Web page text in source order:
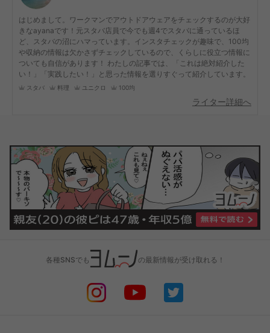
はじめまして。ワークマンでアウトドアウェアをチェックするのが大好
きなayanaです！元スタバ店員で今でも週4でスタバに通っているほ
ど、スタバの沼にハマっています。インスタチェックが趣味で、100均
や収納の情報は欠かさずチェックしているので、くらしに役立つ情報に
ついても自信があります！ わたしの記事では、「これは絶対紹介した
い！」「実践したい！」と思った情報を選りすぐって紹介しています。
スタバ 料理 ユニクロ 100均
ライター詳細へ
各種SNSでも の最新情報が受け取れる！